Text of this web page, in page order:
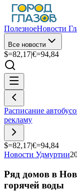
ПолезноеНовости
Все новости
$=82,17|€=94,84
Расписание
рекламу
$=82,17|€=94,84
Новости Удмуртии
Ряд домов в
горячей воды